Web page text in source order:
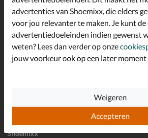
Shoemixx
Altijd op de hoogte zijn?
Schrijf je in voor de Shoemixx nieuwsbrief en
welkomstkorting!*
E-mailadres
advertenties van Shoemixx, die elders
voor jou relevanter te maken. Je kunt
advertentiedoeleinden indien gewenst
weten? Lees dan verder op onze
jouw voorkeur ook op een later moment
Accepteren
Weigeren